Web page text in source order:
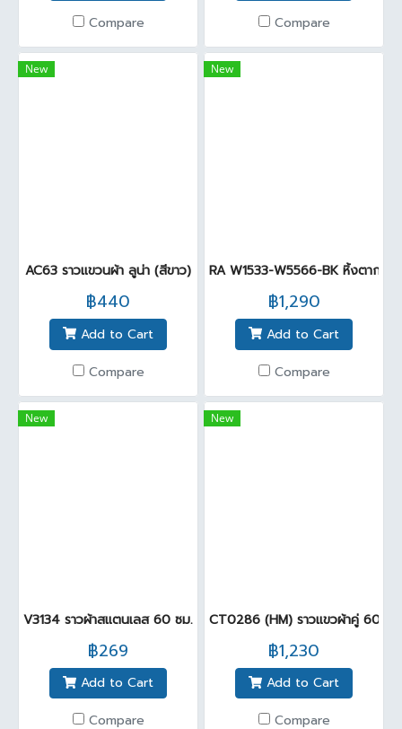
Compare
Compare
New
AC63 ราวแขวนผ้า ลูน่า (สีขาว)
฿440
Add to Cart
Compare
New
RA W1533-W5566-BK หิ้งตากผ้า
฿1,290
Add to Cart
Compare
New
V3134 ราวผ้าสแตนเลส 60 ซม.
฿269
Add to Cart
Compare
New
CT0286 (HM) ราวแขวผ้าคู่ 60ซม.
฿1,230
Add to Cart
Compare